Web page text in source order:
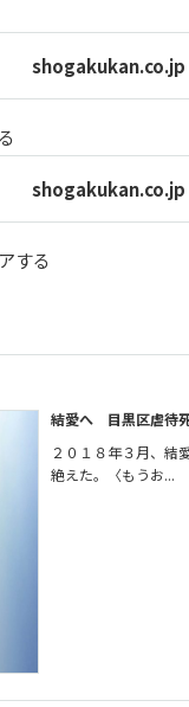
shogakukan.co.jp
shogakukan.co.jp
する
結愛へ 目黒区虐待
２０１８年３月、結
絶えた。〈もうお...